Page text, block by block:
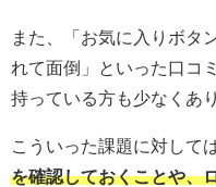
また、「お気に入りボタ
れて面倒」といった口コ
持っている方も少なくあ
こういった課題に対しては
を確認しておくことや、